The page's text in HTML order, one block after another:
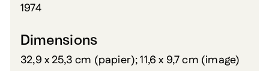
1974
Dimensions
32,9 x 25,3 cm (papier); 11,6 x 9,7 cm (image)